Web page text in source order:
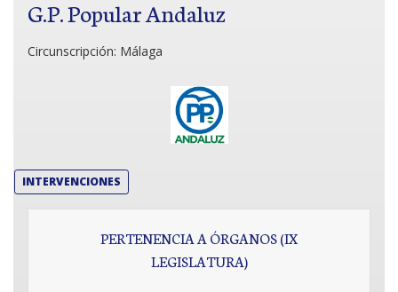
G.P. Popular Andaluz
Circunscripción: Málaga
INTERVENCIONES
PERTENENCIA A ÓRGANOS (IX
LEGISLATURA)